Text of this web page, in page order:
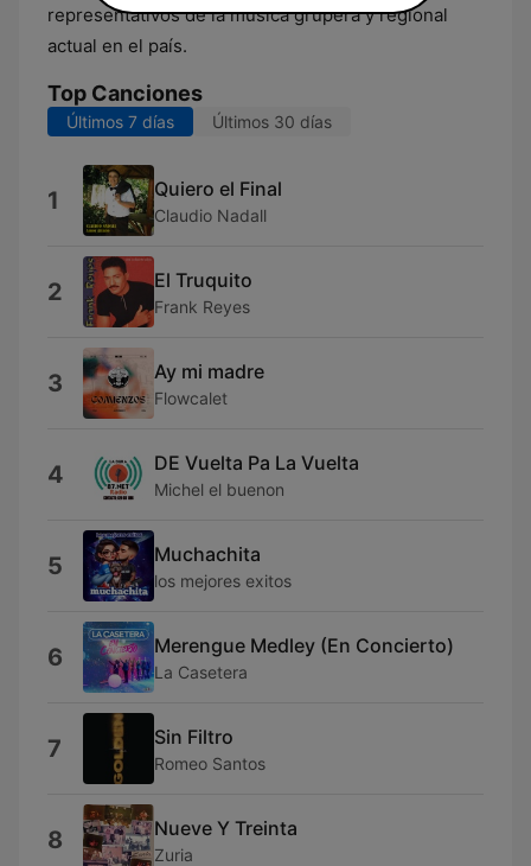
representativos de la música grupera y regional
actual en el país.
Top Canciones
Últimos 7 días Últimos 30 días
1 Quiero el Final
Claudio Nadall
2 El Truquito
Frank Reyes
3 Ay mi madre
Flowcalet
4 DE Vuelta Pa La Vuelta
Michel el buenon
5 Muchachita
los mejores exitos
6 Merengue Medley (En Concierto)
La Casetera
7 Sin Filtro
Romeo Santos
8 Nueve Y Treinta
Zuria